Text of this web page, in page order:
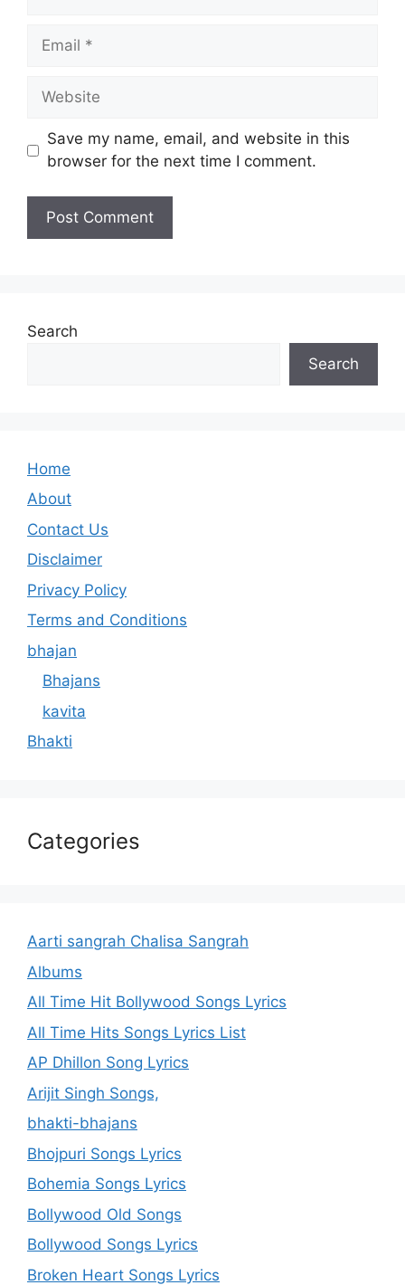
Email
Website
Save my name, email, and website in this
browser for the next time I comment.
Search
Search
Home
About
Contact Us
Disclaimer
Privacy Policy
Terms and Conditions
bhajan
Bhajans
kavita
Bhakti
Categories
Aarti sangrah Chalisa Sangrah
Albums
All Time Hit Bollywood Songs Lyrics
All Time Hits Songs Lyrics List
AP Dhillon Song Lyrics
Arijit Singh Songs,
bhakti-bhajans
Bhojpuri Songs Lyrics
Bohemia Songs Lyrics
Bollywood Old Songs
Bollywood Songs Lyrics
Broken Heart Songs Lyrics